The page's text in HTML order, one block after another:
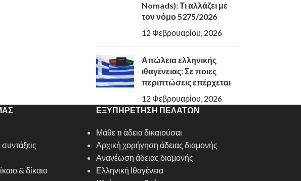
Nomads): Τι αλλάζει με
τον νόμο 5275/2026
12 Φεβρουαρίου, 2026
Απώλεια ελληνικής
ιθαγένειας: Σε ποιες
περιπτώσεις επέρχεται
12 Φεβρουαρίου, 2026
& δίκαιο
ΕΞΥΠΗΡΕΤΗΣΗ ΠΕΛΑΤΩΝ
Μάθε τι άδεια δικαιούσαι
Αρχική χορήγηση άδειας διαμονής
Ανανέωση άδειας διαμονής
Ελληνική Ιθαγένεια